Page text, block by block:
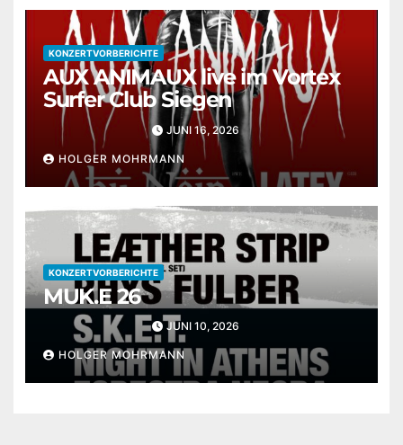
KONZERTVORBERICHTE
AUX ANIMAUX live im Vortex
Surfer Club Siegen
JUNI 16, 2026
HOLGER MOHRMANN
KONZERTVORBERICHTE
MUK.E 26
JUNI 10, 2026
HOLGER MOHRMANN